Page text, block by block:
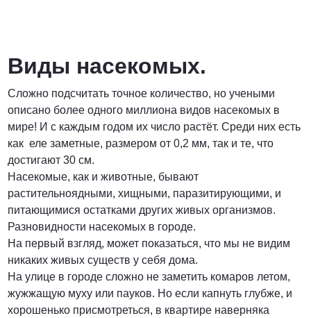
Виды насекомых.
Сложно подсчитать точное количество, но учеными
описано более одного миллиона видов насекомых в
мире! И с каждым годом их число растёт. Среди них есть
как еле заметные, размером от 0,2 мм, так и те, что
достигают 30 см.
Насекомые, как и животные, бывают
растительноядными, хищными, паразитирующими, и
питающимися остатками других живых организмов.
Разновидности насекомых в городе.
На первый взгляд, может показаться, что мы не видим
никаких живых существ у себя дома.
На улице в городе сложно не заметить комаров летом,
жужжащую муху или пауков. Но если капнуть глубже, и
хорошенько присмотреться, в квартире наверняка